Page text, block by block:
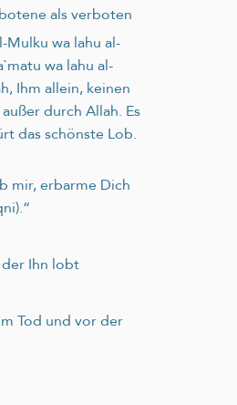
als verboten
wa lahu al-
wa lahu al-
Ihm allein, keinen
durch Allah. Es
das schönste Lob.
mir, erbarme Dich
Ihn lobt
Tod und vor der